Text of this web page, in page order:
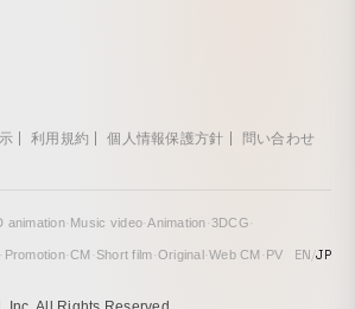
利用規約 個人情報保護方針 問い合わせ
animation· Music video·Animation·3DCG·
· Promotion·CM · Short film·Original ·Web CM · PV EN/JP